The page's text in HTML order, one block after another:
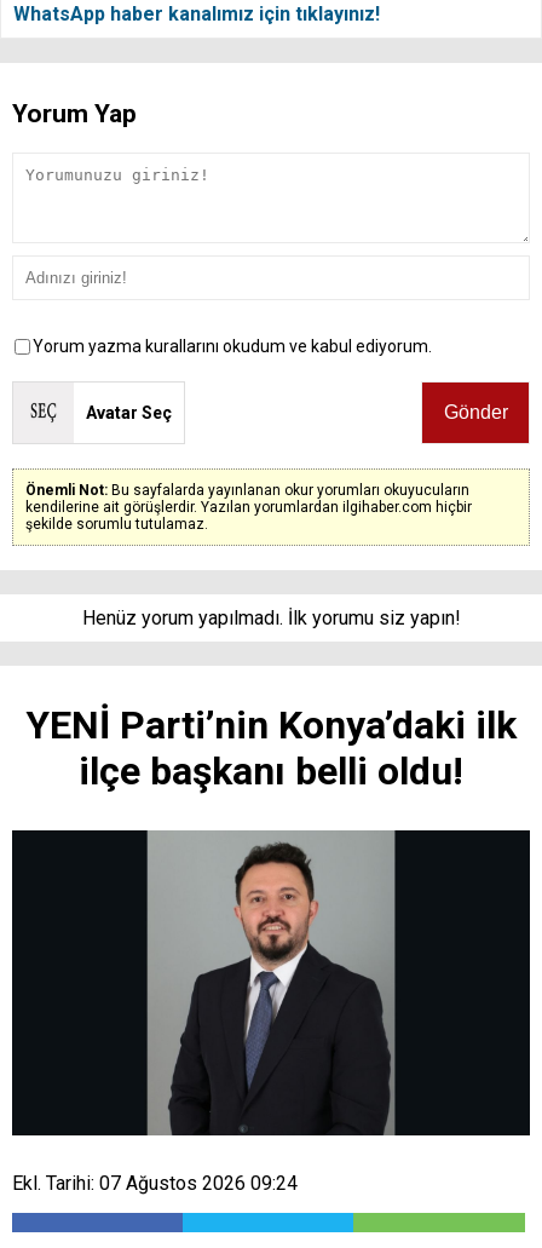
WhatsApp haber kanalımız için tıklayınız!
Yorum Yap
Yorum yazma kurallarını okudum ve kabul ediyorum.
Avatar Seç
Önemli Not: Bu sayfalarda yayınlanan okur yorumları okuyucuların
kendilerine ait görüşlerdir. Yazılan yorumlardan ilgihaber.com hiçbir
şekilde sorumlu tutulamaz.
Henüz yorum yapılmadı. İlk yorumu siz yapın!
YENİ Parti’nin Konya’daki ilk
ilçe başkanı belli oldu!
Ekl. Tarihi: 07 Ağustos 2026 09:24